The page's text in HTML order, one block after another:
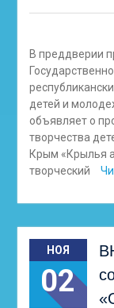
В преддверии
детей и
объявляет о
творчества
Крым «Крылья
творческий
НОЯ
02